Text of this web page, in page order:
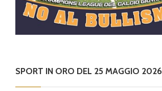
SPORT IN ORO DEL 25 MAGGIO 2026